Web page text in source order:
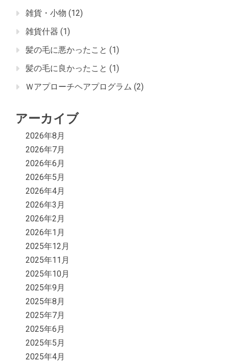
雑貨・小物 (12)
雑貨什器 (1)
髪の毛に悪かったこと (1)
髪の毛に良かったこと (1)
Ｗアプローチヘアプログラム (2)
アーカイブ
2026年8月
2026年7月
2026年6月
2026年5月
2026年4月
2026年3月
2026年2月
2026年1月
2025年12月
2025年11月
2025年10月
2025年9月
2025年8月
2025年7月
2025年6月
2025年5月
2025年4月